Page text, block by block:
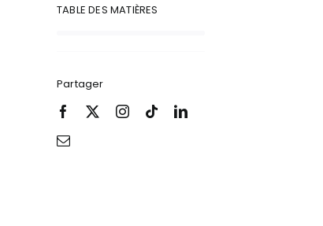
TABLE DES MATIÈRES
Partager